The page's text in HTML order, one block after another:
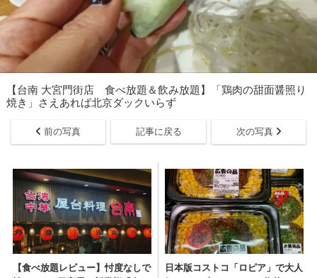
【台南 大宮門街店 食べ放題＆飲み放題】「鶏肉の甜面醤照り
焼き」さえあれば北京ダックいらず
前の写真 記事に戻る 次の写真